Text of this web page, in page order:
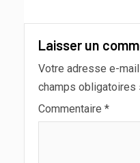
Laisser un
Votre adresse e-
champs obligatoires
Commentaire *